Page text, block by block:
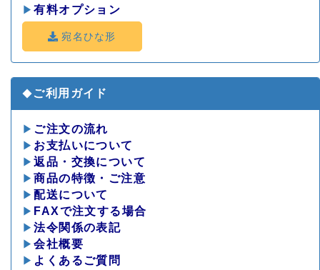
▶有料オプション
宛名ひな形
◆ご利用ガイド
▶ ご注文の流れ
▶ お支払いについて
▶返品・交換について
▶商品の特徴・ご注意
▶配送について
▶ FAXで注文する場合
▶法令関係の表記
▶会社概要
▶ よくあるご質問